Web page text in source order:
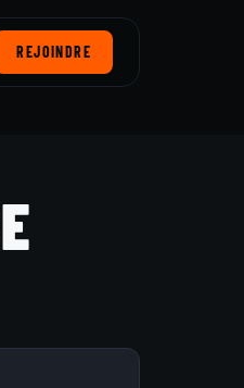
REJOINDRE